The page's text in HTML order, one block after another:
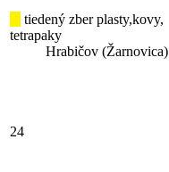
tiedený zber plasty,kovy,
tetrapaky
Hrabičov (Žarnovica)
24